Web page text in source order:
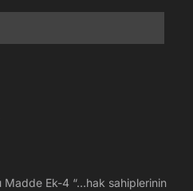
Madde Ek-4 “…hak sahiplerinin